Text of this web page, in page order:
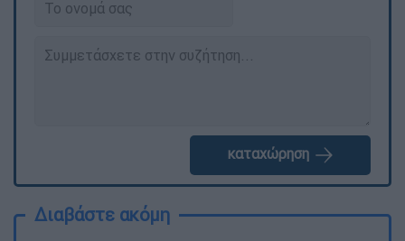
καταχώρηση
Διαβάστε ακόμη